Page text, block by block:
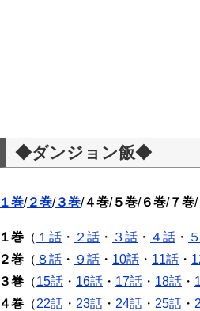
◆ダンジョン飯◆
１巻/２巻/３巻/４巻/５巻/６巻/７巻/
１巻 （ １話 ・ ２話 ・ ３話 ・ ４話 ・
２巻 （ ８話 ・ ９話 ・ 10話 ・ 11話 ・
３巻 （15話 ・ 16話 ・ 17話 ・ 18話 ・
４巻 （22話 ・ 23話 ・ 24話 ・ 25話 ・